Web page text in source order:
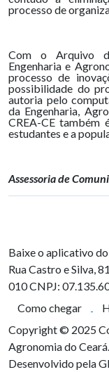
processo de
Com o Arquivo
Engenharia e
processo de
possibilidade do
autoria pelo
da Engenharia,
CREA-CE também
estudantes e a
Assessoria de
Baixe o aplicativo
Rua Castro e Silva,
010CNPJ:
Como chegar
Copyright © 2025
Agronomia do
Desenvolvido pela